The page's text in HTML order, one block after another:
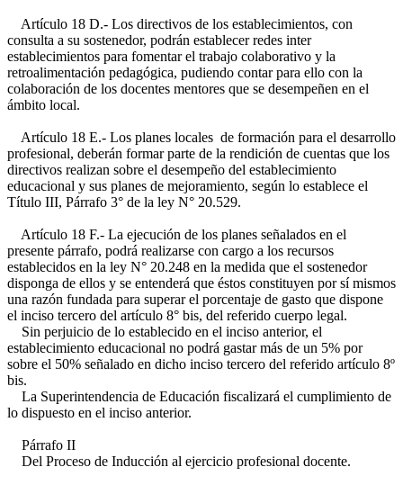
Artículo 18 D.- Los directivos de los establecimientos, con
consulta a su sostenedor, podrán establecer redes inter
establecimientos para fomentar el trabajo colaborativo y la
retroalimentación pedagógica, pudiendo contar para ello con la
colaboración de los docentes mentores que se desempeñen en el
ámbito local.
Artículo 18 E.- Los planes locales de formación para el desarrollo
profesional, deberán formar parte de la rendición de cuentas que los
directivos realizan sobre el desempeño del establecimiento
educacional y sus planes de mejoramiento, según lo establece el
Título III, Párrafo 3° de la ley N° 20.529.
Artículo 18 F.- La ejecución de los planes señalados en el
presente párrafo, podrá realizarse con cargo a los recursos
establecidos en la ley N° 20.248 en la medida que el sostenedor
disponga de ellos y se entenderá que éstos constituyen por sí mismos
una razón fundada para superar el porcentaje de gasto que dispone
el inciso tercero del artículo 8° bis, del referido cuerpo legal.
Sin perjuicio de lo establecido en el inciso anterior, el
establecimiento educacional no podrá gastar más de un 5% por
sobre el 50% señalado en dicho inciso tercero del referido artículo 8º
bis.
La Superintendencia de Educación fiscalizará el cumplimiento de
lo dispuesto en el inciso anterior.
Párrafo II
Del Proceso de Inducción al ejercicio profesional docente.